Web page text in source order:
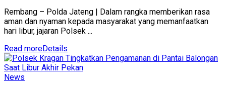
Rembang – Polda Jateng | Dalam rangka memberikan rasa
aman dan nyaman kepada masyarakat yang memanfaatkan
hari libur, jajaran Polsek ...
Read moreDetails
News